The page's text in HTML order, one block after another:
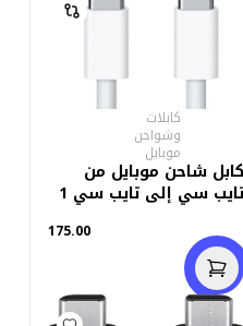
كابلات
وشواحن
موبايل
كابل شاحن موبايل من
تايب سي إلى تايب سي 1
175.00